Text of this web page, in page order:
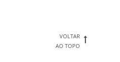
VOLTAR
AO TOPO